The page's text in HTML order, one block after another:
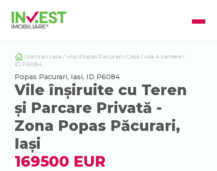
Vanzari casa / vila Popas Pacurari Casa / vila 4 camere
ID P6084
Popas Pacurari, Iasi, ID P6084
Vile înșiruite cu Teren
și Parcare Privată -
Zona Popas Păcurari,
Iași
169500 EUR